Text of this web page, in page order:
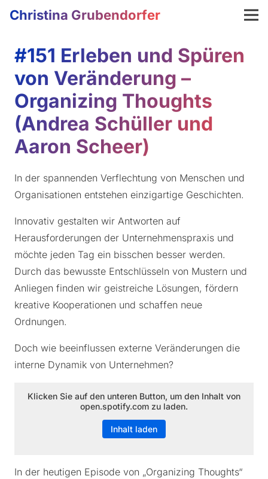
Christina Grubendorfer
#151 Erleben und Spüren
von Veränderung –
Organizing Thoughts
(Andrea Schüller und
Aaron Scheer)
In der spannenden Verflechtung von Menschen und
Organisationen entstehen einzigartige Geschichten.
Innovativ gestalten wir Antworten auf
Herausforderungen der Unternehmenspraxis und
möchte jeden Tag ein bisschen besser werden.
Durch das bewusste Entschlüsseln von Mustern und
Anliegen finden wir geistreiche Lösungen, fördern
kreative Kooperationen und schaffen neue
Ordnungen.
Doch wie beeinflussen externe Veränderungen die
interne Dynamik von Unternehmen?
Klicken Sie auf den unteren Button, um den Inhalt von
open.spotify.com zu laden.
Inhalt laden
In der heutigen Episode von „Organizing Thoughts“